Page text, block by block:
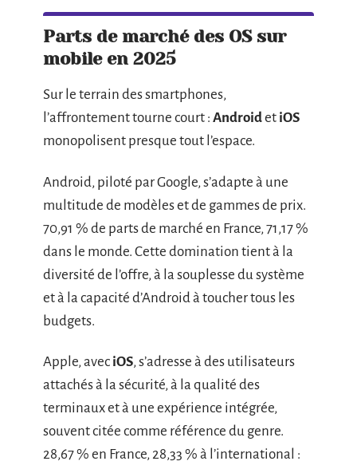
Parts de marché des OS sur
mobile en 2025
Sur le terrain des smartphones,
l’affrontement tourne court : Androidet iOS
monopolisent presque tout l’espace.
Android, piloté par Google, s’adapte à une
multitude de modèles et de gammes de prix.
70,91 % de parts de marché en France, 71,17 %
dans le monde. Cette domination tient à la
diversité de l’offre, à la souplesse du système
et à la capacité d’Android à toucher tous les
budgets.
Apple, avec iOS, s’adresse à des utilisateurs
attachés à la sécurité, à la qualité des
terminaux et à une expérience intégrée,
souvent citée comme référence du genre.
28,67 % en France, 28,33 % à l’international :